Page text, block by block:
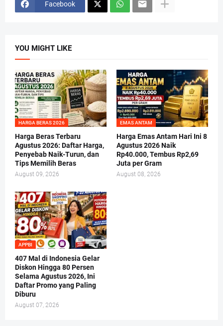
Facebook
YOU MIGHT LIKE
HARGA BERAS 2026
Harga Beras Terbaru
Agustus 2026: Daftar Harga,
Penyebab Naik-Turun, dan
Tips Memilih Beras
August 09, 2026
EMAS ANTAM
Harga Emas Antam Hari Ini 8
Agustus 2026 Naik
Rp40.000, Tembus Rp2,69
Juta per Gram
August 08, 2026
APPBI
407 Mal di Indonesia Gelar
Diskon Hingga 80 Persen
Selama Agustus 2026, Ini
Daftar Promo yang Paling
Diburu
August 07, 2026